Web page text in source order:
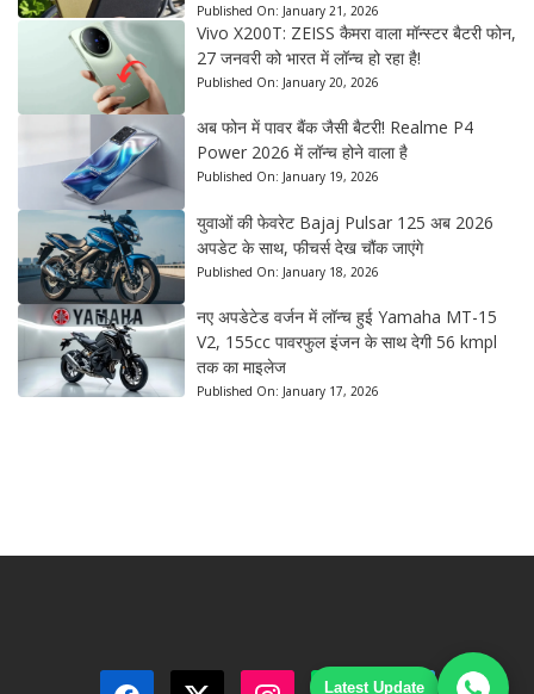
Latest Update
Published On: January 21, 2026
Vivo X200T: ZEISS कैमरा वाला मॉन्स्टर बैटरी फोन,
27 जनवरी को भारत में लॉन्च हो रहा है!
Published On: January 20, 2026
अब फोन में पावर बैंक जैसी बैटरी! Realme P4
Power 2026 में लॉन्च होने वाला है
Published On: January 19, 2026
युवाओं की फेवरेट Bajaj Pulsar 125 अब 2026
अपडेट के साथ, फीचर्स देख चौंक जाएंगे
Published On: January 18, 2026
नए अपडेटेड वर्जन में लॉन्च हुई Yamaha MT-15
V2, 155cc पावरफुल इंजन के साथ देगी 56 kmpl
तक का माइलेज
Published On: January 17, 2026